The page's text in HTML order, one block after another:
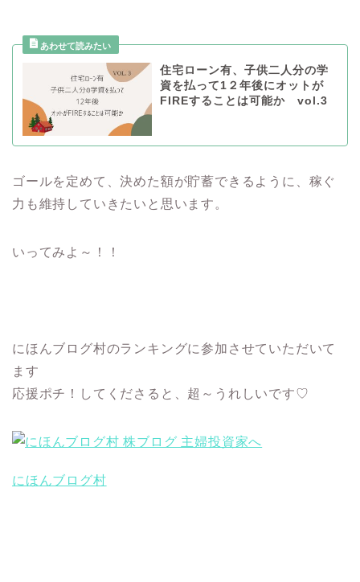
住宅ローン有、子供二人分の学
資を払って1２年後にオットが
FIREすることは可能か vol.3
ゴールを定めて、決めた額が貯蓄できるように、稼ぐ
力も維持していきたいと思います。
いってみよ～！！
にほんブログ村のランキングに参加させていただいて
ます
応援ポチ！してくださると、超～うれしいです♡
にほんブログ村